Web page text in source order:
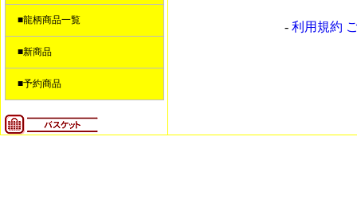
■龍柄商品一覧
■新商品
■予約商品
- 利用規約